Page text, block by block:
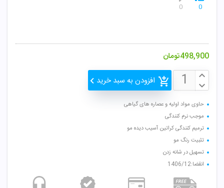
0
0
498,900تومان
افزودن به سبد خرید
حاوی مواد اولیه و عصاره های گیاهی
موجب نرم کنندگی
ترمیم کنندگی کراتین آسیب دیده مو
تثبیت رنگ مو
تسهیل در شانه زدن
انقضا:1406/12